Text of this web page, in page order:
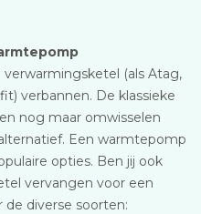
verwarmingsketel (als Atag,
verbannen. De klassieke
nog maar omwisselen
Een warmtepomp
opties. Ben jij ook
vervangen voor een
diverse soorten: